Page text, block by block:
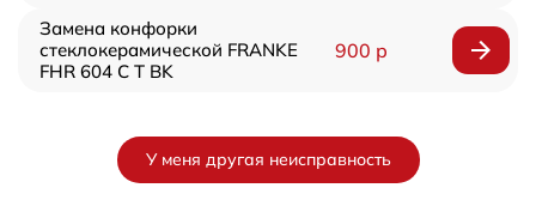
Замена конфорки
стеклокерамической FRANKE
FHR 604 C T BK
900 р
У меня другая неисправность